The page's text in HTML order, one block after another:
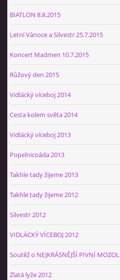
BIATLON 8.8.2015
Letní Vánoce a Silvestr 25.7.2015
Koncert Madmen 10.7.2015
Růžový den 2015
Vidlácký víceboj 2014
Cesta kolem světa 2014
Vidlácký víceboj 2013
Popelnicoáda 2013
Takhle tady žijeme 2013
Takhle tady žijeme 2012
Silvestr 2012
VIDLÁCKÝ VÍCEBOJ 2012
Soutěž o NEJKRÁSNĚJŠÍ PIVNÍ MOZOL
Zlatá lyže 2012